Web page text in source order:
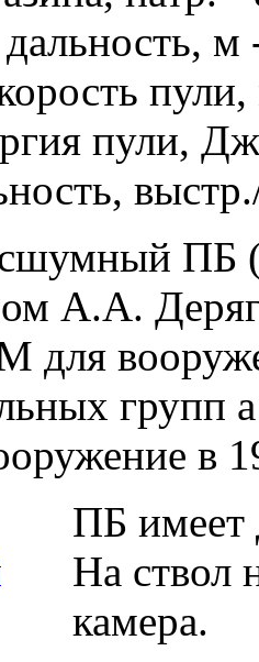
м
пули,
ПБ
А.А.
для
в
ПБ имеет
На ствол
камера.